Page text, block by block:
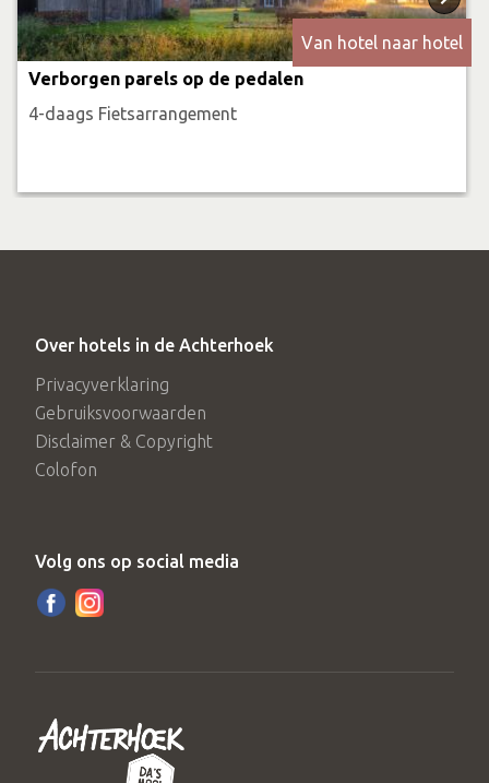
Van hotel naar hotel
Verborgen parels op de pedalen
4-daags Fietsarrangement
Over hotels in de Achterhoek
Privacyverklaring
Gebruiksvoorwaarden
Disclaimer & Copyright
Colofon
Volg ons op social media